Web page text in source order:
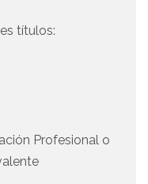
títulos:
Profesional o